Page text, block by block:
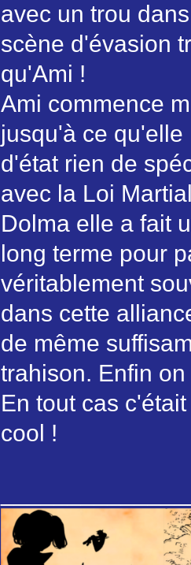
avec un trou
scène d'évasion
qu'Ami !
Ami commence
jusqu'à ce
d'état rien de
avec la Loi
Dolma elle a fait
long terme pour
véritablement
dans cette
de même
trahison. Enfin
En tout cas
cool !